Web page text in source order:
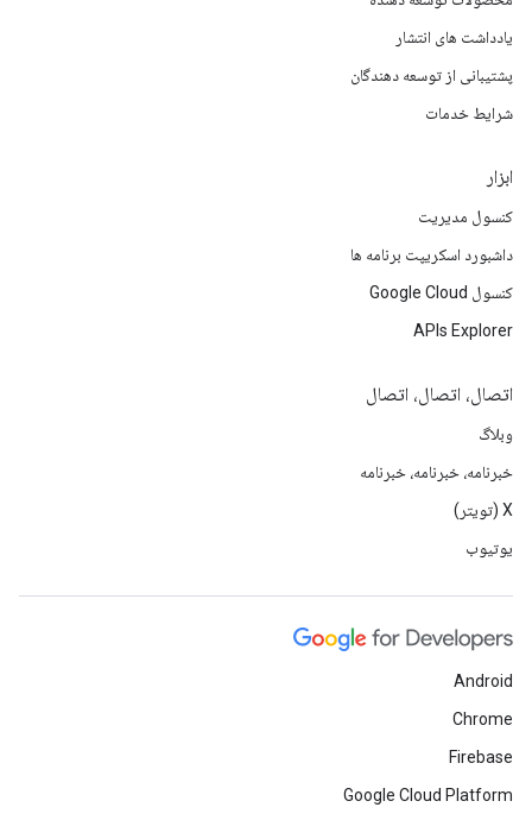
یادداشت های انتشار
پشتیبانی از توسعه دهندگان
شرایط خدمات
ابزار
کنسول مدیریت
داشبورد اسکریپت برنامه ها
کنسول Google Cloud
APIs Explorer
اتصال، اتصال، اتصال
وبلاگ
خبرنامه، خبرنامه، خبرنامه
X (تویتر)
یوتیوب
Android
Chrome
Firebase
Google Cloud Platform